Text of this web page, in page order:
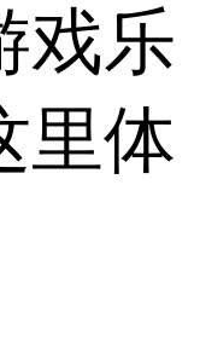
戏乐
里体